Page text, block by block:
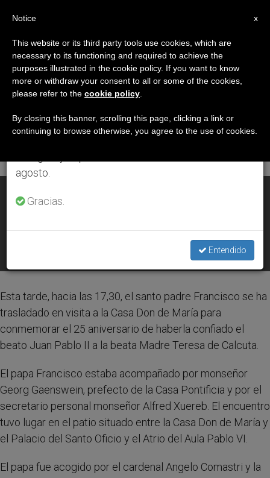
DÍA
Mayo 21st, 2013
ÚLTIMAS NOTICIAS
MAY 21, 2013 00:00
Esta tarde, hacia las 17,30, el santo padre Francisco se ha
trasladado en visita a la Casa Don de María para
conmemorar el 25 aniversario de haberla confiado el
beato Juan Pablo II a la beata Madre Teresa de Calcuta.
El papa Francisco estaba acompañado por monseñor
Georg Gaenswein, prefecto de la Casa Pontificia y por el
secretario personal monseñor Alfred Xuereb. El encuentro
tuvo lugar en el patio situado entre la Casa Don de María y
el Palacio del Santo Oficio y el Atrio del Aula Pablo VI.
El papa fue acogido por el cardenal Angelo Comastri y la
×
Aviso importante
Del 27 de julio al 7 de agosto haremos la pausa
anual, aprovechando que en el periodo de verano
se generan menos informaciones y también el
agosto.
Gracias.
Entendido
x
Notice
This website or its third party tools use cookies, which are
necessary to its functioning and required to achieve the
purposes illustrated in the cookie policy. If you want to know
more or withdraw your consent to all or some of the cookies,
please refer to the cookie policy
By closing this banner, scrolling this page, clicking a link or
continuing to browse otherwise, you agree to the use of cookies.